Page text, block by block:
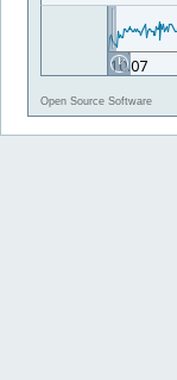
Open Source Software